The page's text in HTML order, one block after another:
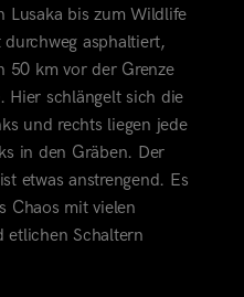
Lusaka bis zum Wildlife
asphaltiert,
50 km vor der Grenze
Hier schlängelt sich die
und rechts liegen jede
in den Gräben. Der
etwas anstrengend. Es
Chaos mit vielen
etlichen Schaltern